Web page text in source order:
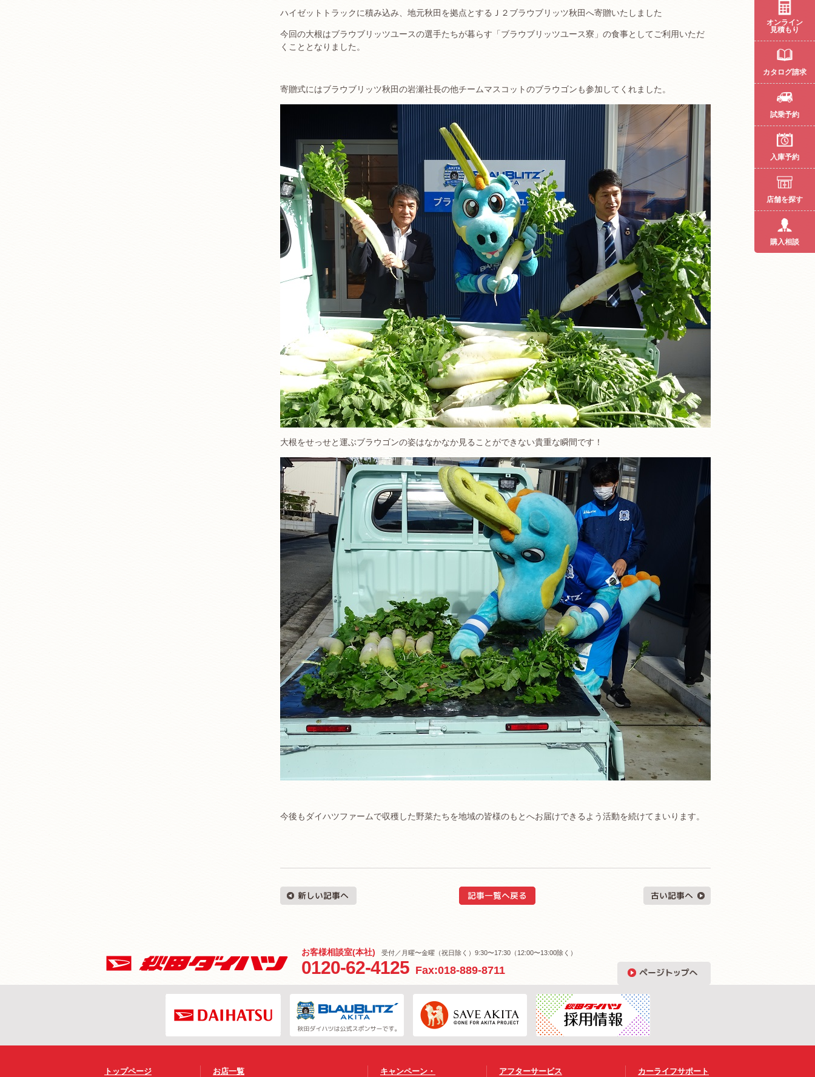
ハイゼットトラックに積み込み、地元秋田を拠点とするＪ２ブラウブリッツ秋田へ寄贈いたしました
今回の大根はブラウブリッツユースの選手たちが暮らす「ブラウブリッツユース寮」の食事としてご利用いただ
くこととなりました。
寄贈式にはブラウブリッツ秋田の岩瀬社長の他チームマスコットのブラウゴンも参加してくれました。
大根をせっせと運ぶブラウゴンの姿はなかなか見ることができない貴重な瞬間です！
今後もダイハツファームで収穫した野菜たちを地域の皆様のもとへお届けできるよう活動を続けてまいります。
お客様相談室(本社) 受付／月曜〜金曜（祝日除く）9:30〜17:30（12:00〜13:00除く）
0120-62-4125 Fax:018-889-8711
トップページ お店一覧 キャンペーン・ アフターサービス カーライフサポート
オンライン
見積もり
カタログ請求
試乗予約
入庫予約
店舗を探す
購入相談